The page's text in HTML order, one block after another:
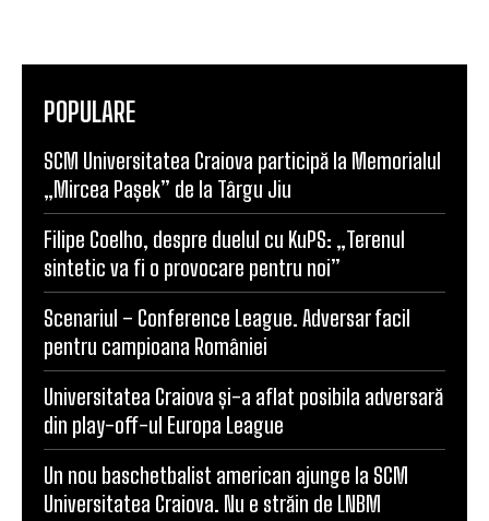
POPULARE
SCM Universitatea Craiova participă la Memorialul
„Mircea Pașek” de la Târgu Jiu
Filipe Coelho, despre duelul cu KuPS: „Terenul
sintetic va fi o provocare pentru noi”
Scenariul – Conference League. Adversar facil
pentru campioana României
Universitatea Craiova și-a aflat posibila adversară
din play-off-ul Europa League
Un nou baschetbalist american ajunge la SCM
Universitatea Craiova. Nu e străin de LNBM